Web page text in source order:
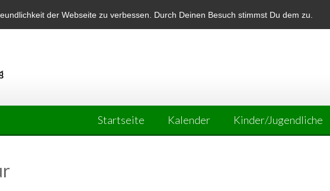
der Webseite zu verbessen. Durch Deinen Besuch stimmst Du dem zu.
Startseite Kalender Kinder/Jugendliche